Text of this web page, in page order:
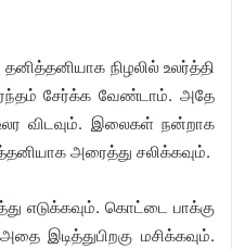
நிழலில் உலர்த்தி
சேர்க்க வேண்டாம். அதே
விடவும். இலைகள் நன்றாக
அரைத்து சலிக்கவும்.
எடுக்கவும். கொட்டை பாக்கு
இடித்துபிறகு மசிக்கவும்.